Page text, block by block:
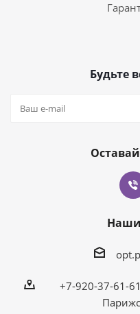
Будьте
+7-920-37-61-